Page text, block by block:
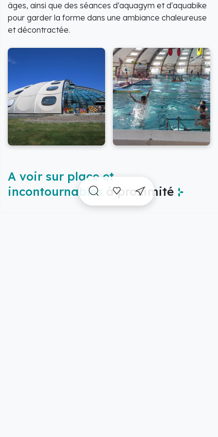
âges, ainsi que des séances d'aquagym et d'aquabike
pour garder la forme dans une ambiance chaleureuse
et décontractée.
A voir sur place et
incontournables
à proximité